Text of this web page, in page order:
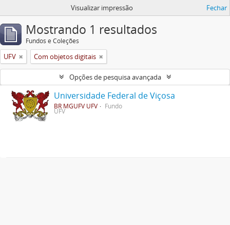
Visualizar impressão Fechar
Mostrando 1 resultados
Fundos e Coleções
UFV Com objetos digitais
Opções de pesquisa avançada
Universidade Federal de Viçosa
BR MGUFV UFV Fundo
UFV